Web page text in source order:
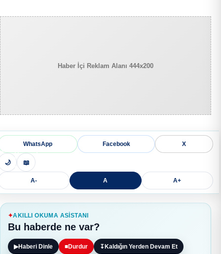
Haber İçi Reklam Alanı 444x200
WhatsApp Facebook X
🌙 📖
A- A A+
AKILLI OKUMA ASISTANI
Bu haberde ne var?
▶Haberi Dinle ■Durdur ↧ Kaldığın Yerden Devam Et